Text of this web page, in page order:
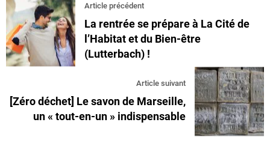
Article précédent
La rentrée se prépare à La Cité de
l’Habitat et du Bien-être
(Lutterbach) !
Article suivant
[Zéro déchet] Le savon de Marseille,
un « tout-en-un » indispensable